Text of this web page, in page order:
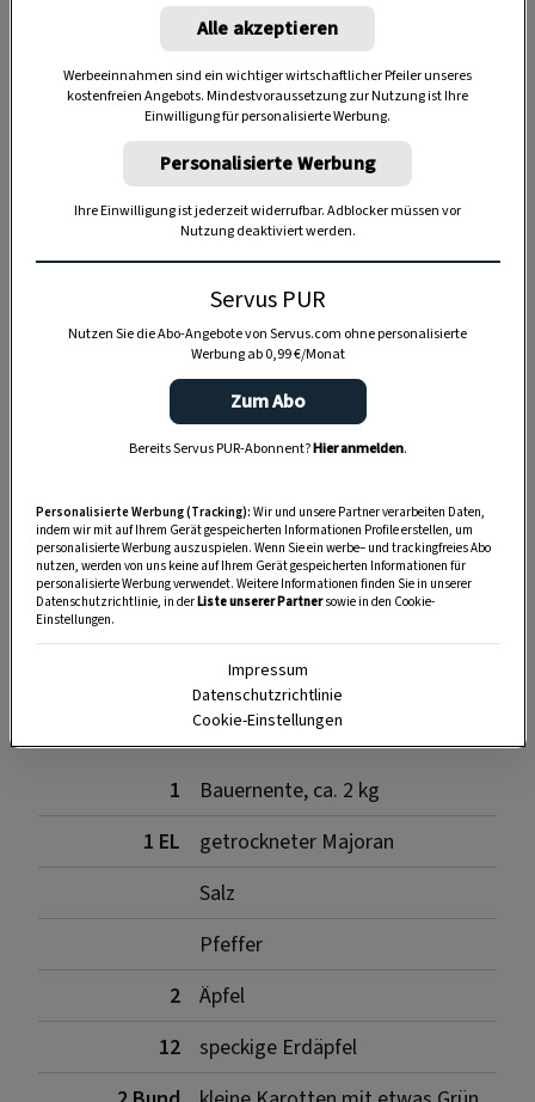
Anzeige
SPEICHERN DRUCKEN
Zutaten
1
Bauernente, ca. 2 kg
1 EL
getrockneter Majoran
Salz
Pfeffer
2
Äpfel
12
speckige Erdäpfel
Alle akzeptieren
Werbeeinnahmen sind ein wichtiger wirtschaftlicher Pfeiler unseres
kostenfreien Angebots. Mindestvoraussetzung zur Nutzung ist Ihre
Einwilligung für personalisierte Werbung.
Personalisierte Werbung
Ihre Einwilligung ist jederzeit widerrufbar. Adblocker müssen vor
Nutzung deaktiviert werden.
Servus PUR
Nutzen Sie die Abo-Angebote von Servus.com ohne personalisierte
Werbung ab 0,99 €/Monat
Zum Abo
Bereits Servus PUR-Abonnent?Hier anmelden.
Personalisierte Werbung (Tracking): Wir und unsere Partner verarbeiten Daten,
indem wir mit auf Ihrem Gerät gespeicherten Informationen Profile erstellen, um
personalisierte Werbung auszuspielen. Wenn Sie ein werbe– und trackingfreies Abo
nutzen, werden von uns keine auf Ihrem Gerät gespeicherten Informationen für
personalisierte Werbung verwendet. Weitere Informationen finden Sie in unserer
Datenschutzrichtlinie, in derListe unserer Partnersowie in den Cookie-
Einstellungen.
Impressum
Datenschutzrichtlinie
Cookie-Einstellungen